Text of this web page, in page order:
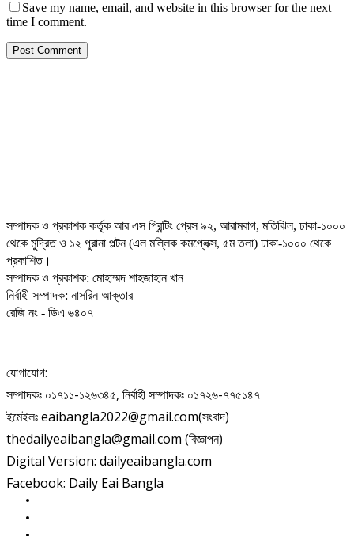
Save my name, email, and website in this browser for the next
time I comment.
সম্পাদক ও প্রকাশক কর্তৃক আর এস প্রিন্টিং প্রেস ৯২, আরামবাগ, মতিঝিল, ঢাকা-১০০০
থেকে মুদ্রিত ও ১২ পুরানা পল্টন (এল মল্লিক কমপ্লেক্স, ৫ম তলা) ঢাকা-১০০০ থেকে
প্রকাশিত।
সম্পাদক ও প্রকাশক: মোহাম্মদ শাহজাহান খান
নির্বাহী সম্পাদক: নাসরিন আক্তার
রেজি নং - ডিএ ৬৪০৭
যোগাযোগ:
সম্পাদকঃ ০১৭১১-১২৬৩৪৫, নির্বাহী সম্পাদকঃ ০১৭২৬-৭৭৫১৪৭
ইমেইলঃ eaibangla2022@gmail.com(সংবাদ)
thedailyeaibangla@gmail.com (বিজ্ঞাপন)
Digital Version: dailyeaibangla.com
Facebook: Daily Eai Bangla